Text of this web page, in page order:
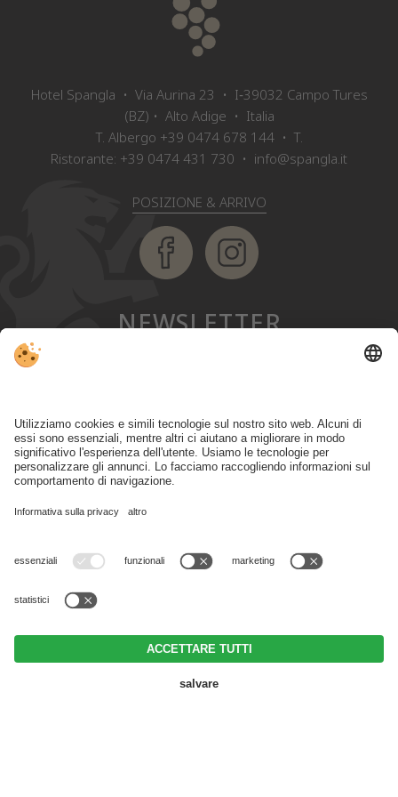
Hotel Spangla • Via Aurina 23 • I‑39032 Campo Tures
(BZ) • Alto Adige • Italia
T. Albergo +39 0474 678 144• T.
Ristorante: +39 0474 431 730 • info@spangla.it
POSIZIONE & ARRIVO
NEWSLETTER
ISCRIZIONE NEWSLETTER
•Direttiva privacy